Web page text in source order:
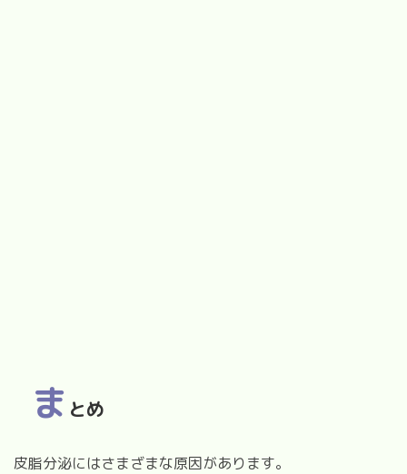
ま とめ
皮脂分泌にはさまざまな原因があります。